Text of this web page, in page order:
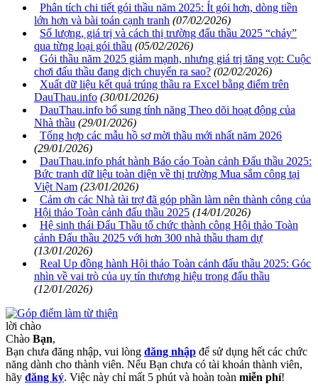
Phân tích chi tiết gói thầu năm 2025: Ít gói hơn, dòng tiền
lớn hơn và bài toán cạnh tranh (07/02/2026)
Số lượng, giá trị và cách thị trường đấu thầu 2025 “chảy”
qua từng loại gói thầu (05/02/2026)
Gói thầu năm 2025 giảm mạnh, nhưng giá trị tăng vọt: Cuộc
chơi đấu thầu đang dịch chuyển ra sao? (02/02/2026)
Xuất dữ liệu kết quả trúng thầu ra Excel bằng điểm trên
DauThau.info (30/01/2026)
DauThau.info bổ sung tính năng Theo dõi hoạt động của
Nhà thầu (29/01/2026)
Tổng hợp các mẫu hồ sơ mời thầu mới nhất năm 2026
(29/01/2026)
DauThau.info phát hành Báo cáo Toàn cảnh Đấu thầu 2025:
Bức tranh dữ liệu toàn diện về thị trường Mua sắm công tại
Việt Nam (23/01/2026)
Cảm ơn các Nhà tài trợ đã góp phần làm nên thành công của
Hội thảo Toàn cảnh đấu thầu 2025 (14/01/2026)
Hệ sinh thái Đấu Thầu tổ chức thành công Hội thảo Toàn
cảnh Đấu thầu 2025 với hơn 300 nhà thầu tham dự
(13/01/2026)
Real Up đồng hành Hội thảo Toàn cảnh đấu thầu 2025: Góc
nhìn về vai trò của uy tín thương hiệu trong đấu thầu
(12/01/2026)
lời chào
Chào Bạn,
Bạn chưa đăng nhập, vui lòng đăng nhập để sử dụng hết các chức
năng dành cho thành viên. Nếu Bạn chưa có tài khoản thành viên,
hãy đăng ký. Việc này chỉ mất 5 phút và hoàn toàn miễn phí!